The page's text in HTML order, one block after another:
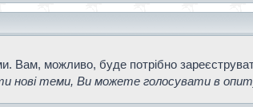
Вам, можливо, буде потрібно
нові теми, Ви можете голосувати в